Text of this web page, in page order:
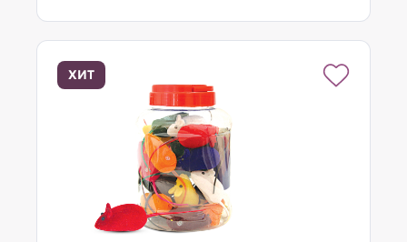
ХИТ